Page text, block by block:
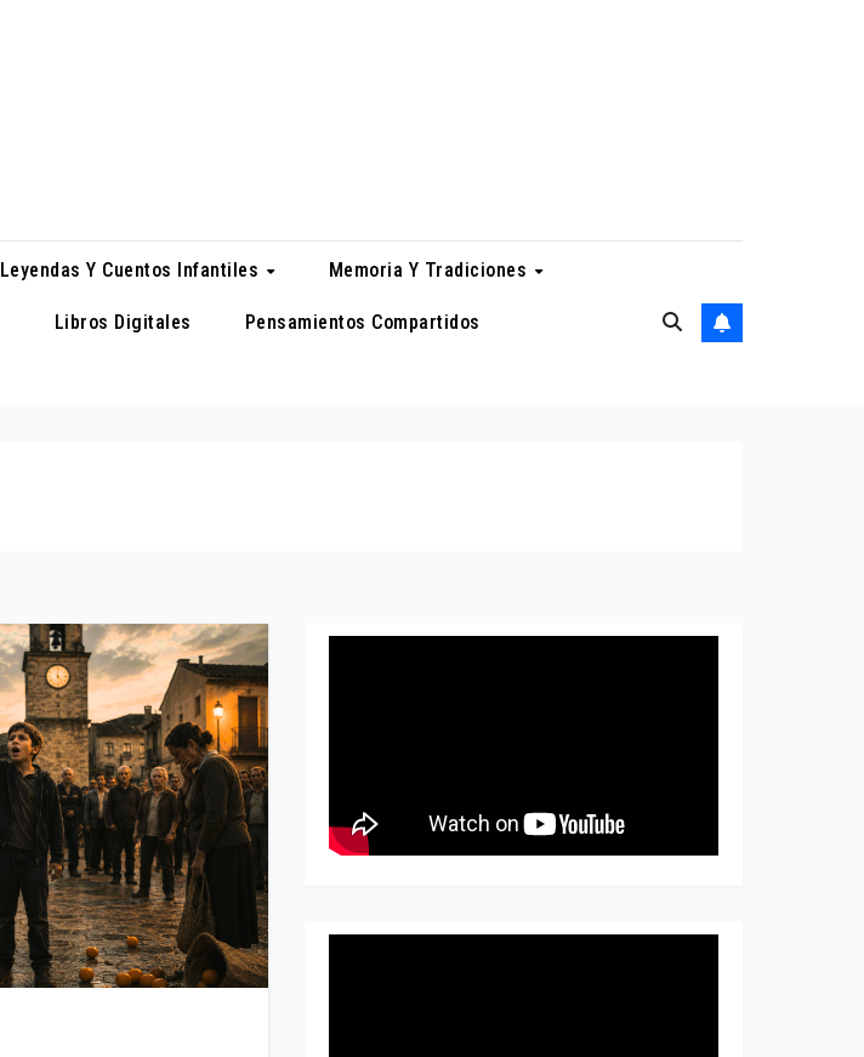
Leyendas Y Cuentos Infantiles Memoria Y Tradiciones
Libros Digitales Pensamientos Compartidos